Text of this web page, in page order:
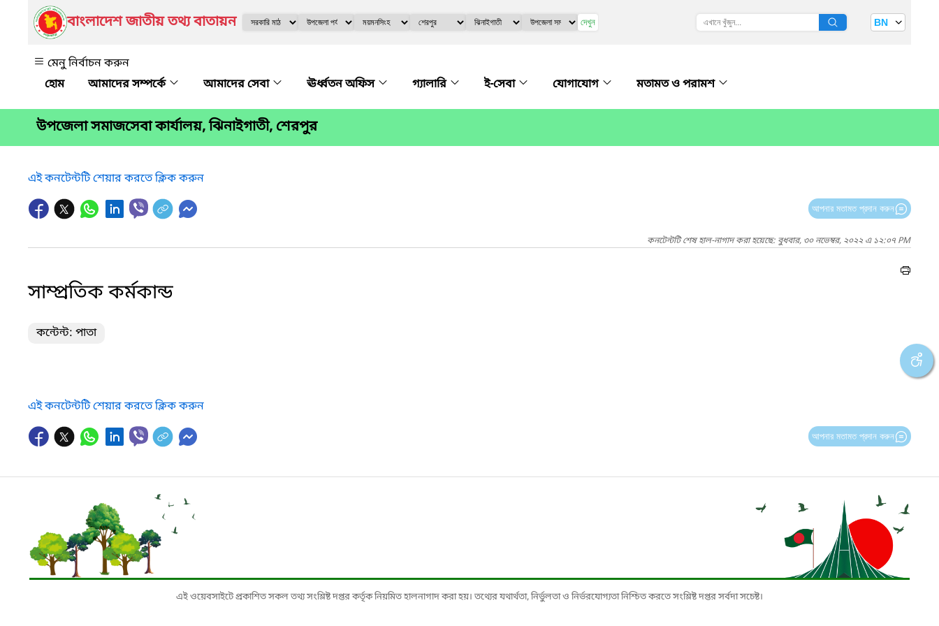
বাংলাদেশ জাতীয় তথ্য বাতায়ন দেখুন BN
মেনু নির্বাচন করুন
আমাদের সম্পর্কে
আমাদের সেবা ঊর্ধ্বতন অফিস গ্যালারি ই-সেবা যোগাযোগ মতামত ও পরামশ
উপজেলা সমাজসেবা কার্যালয়, ঝিনাইগাতী, শেরপুর
এই কনটেন্টটি শেয়ার করতে ক্লিক করুন
আপনার মতামত প্রদান করুন
কনটেন্টটি শেষ হাল-নাগাদ করা হয়েছে: বুধবার, ৩০ নভেম্বর, ২০২২ এ ১২:০৭ PM
সাম্প্রতিক কর্মকান্ড
কন্টেন্ট: পাতা
এই কনটেন্টটি শেয়ার করতে ক্লিক করুন
আপনার মতামত প্রদান করুন
এই ওয়েবসাইটে প্রকাশিত সকল তথ্য সংশ্লিষ্ট দপ্তর কর্তৃক নিয়মিত হালনাগাদ করা হয়। তথ্যের যথার্থতা, নির্ভুলতা ও নির্ভরযোগ্যতা নিশ্চিত করতে সংশ্লিষ্ট দপ্তর সর্বদা সচেষ্ট।